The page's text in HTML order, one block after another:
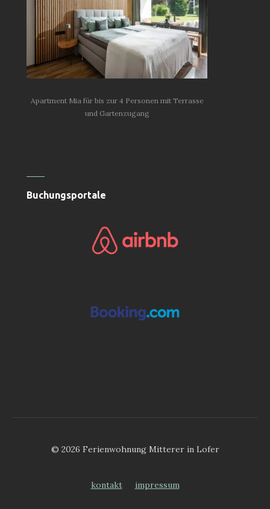
Apartment Mia für bis zur 4 Personen mit Terrasse
und Gartenzugang
Buchungsportale
© 2026 Ferienwohnung Mitterer in Lofer
kontakt impressum